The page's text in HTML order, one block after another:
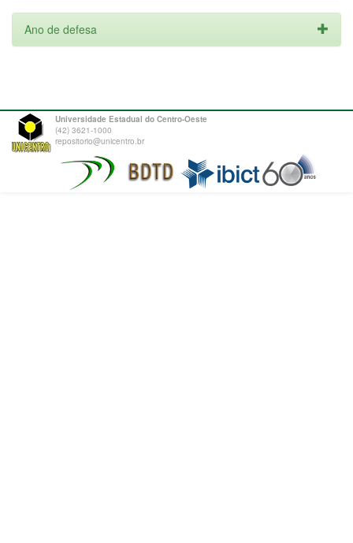
Ano de defesa
Universidade Estadual do Centro-Oeste
(42) 3621-1000
repositorio@unicentro.br